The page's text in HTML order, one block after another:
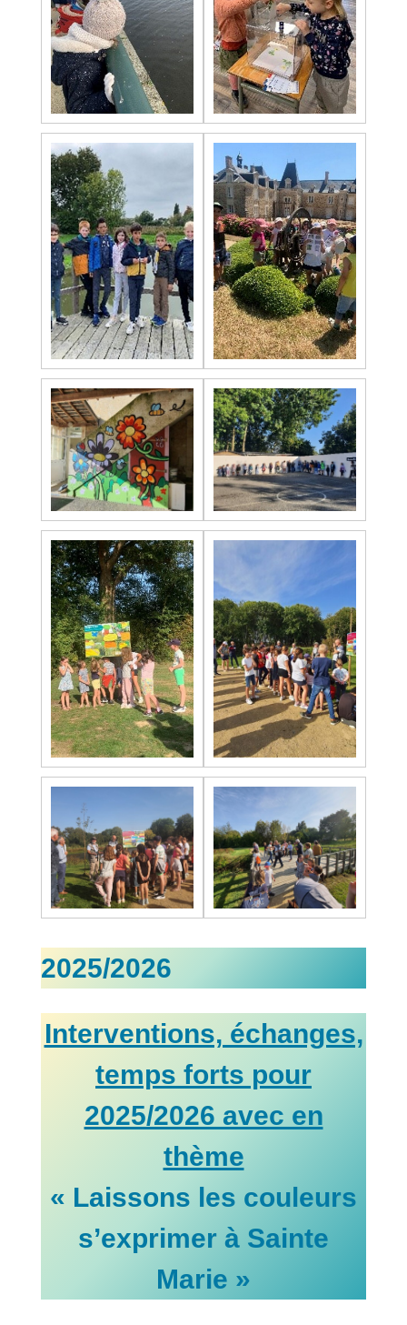
2025/2026
Interventions, échanges,
temps forts pour
2025/2026 avec en
thème
« Laissons les couleurs
s’exprimer à Sainte
Marie »